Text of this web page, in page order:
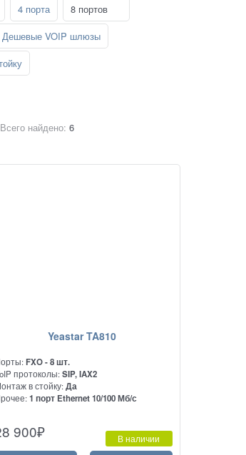
4 порта
8 портов
Дешевые VOIP шлюзы
Всего найдено: 6
Yeastar TA810
FXO - 8 шт.
протоколы:SIP, IAX2
в стойку:Да
1 порт Ethernet 10/100 Мб/с
подключить к нему до 8-ми
обычных аналоговых телефонных линии.
900₽ В наличии